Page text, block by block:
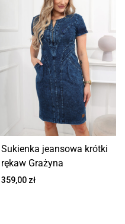
Sukienka jeansowa krótki
rękaw Grażyna
359,00 zł